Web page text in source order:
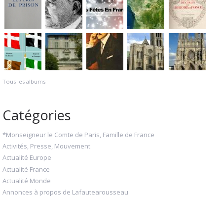
Tous les albums
Catégories
*Monseigneur le Comte de Paris, Famille de France
Activités, Presse, Mouvement
Actualité Europe
Actualité France
Actualité Monde
Annonces à propos de Lafautearousseau